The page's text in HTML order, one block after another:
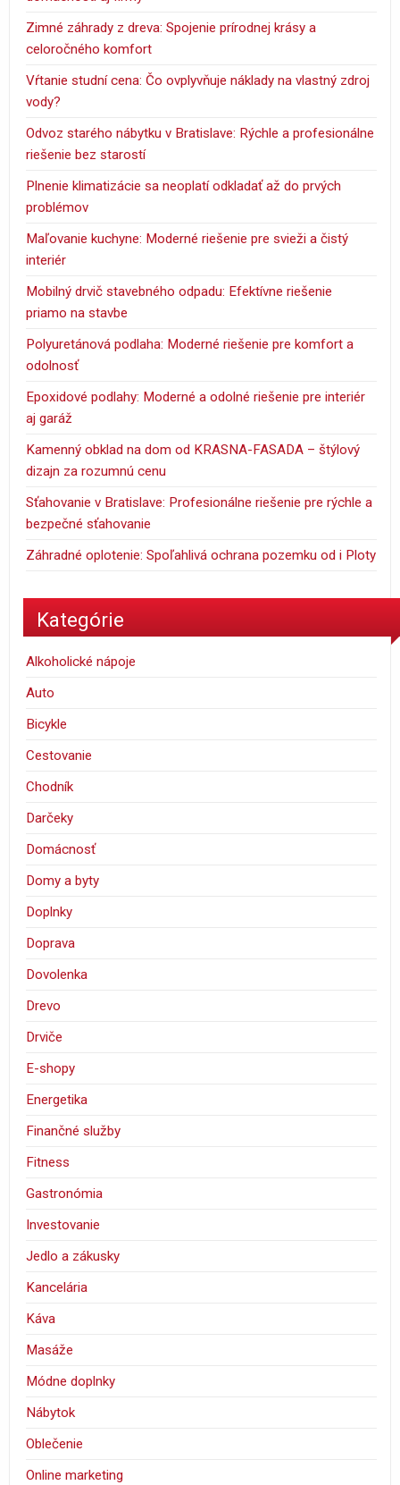
Zimné záhrady z dreva: Spojenie prírodnej krásy a
celoročného komfort
Vŕtanie studní cena: Čo ovplyvňuje náklady na vlastný zdroj
vody?
Odvoz starého nábytku v Bratislave: Rýchle a profesionálne
riešenie bez starostí
Plnenie klimatizácie sa neoplatí odkladať až do prvých
problémov
Maľovanie kuchyne: Moderné riešenie pre svieži a čistý
interiér
Mobilný drvič stavebného odpadu: Efektívne riešenie
priamo na stavbe
Polyuretánová podlaha: Moderné riešenie pre komfort a
odolnosť
Epoxidové podlahy: Moderné a odolné riešenie pre interiér
aj garáž
Kamenný obklad na dom od KRASNA-FASADA – štýlový
dizajn za rozumnú cenu
Sťahovanie v Bratislave: Profesionálne riešenie pre rýchle a
bezpečné sťahovanie
Záhradné oplotenie: Spoľahlivá ochrana pozemku od i Ploty
Kategórie
Alkoholické nápoje
Auto
Bicykle
Cestovanie
Chodník
Darčeky
Domácnosť
Domy a byty
Doplnky
Doprava
Dovolenka
Drevo
Drviče
E-shopy
Energetika
Finančné služby
Fitness
Gastronómia
Investovanie
Jedlo a zákusky
Kancelária
Káva
Masáže
Módne doplnky
Nábytok
Oblečenie
Online marketing